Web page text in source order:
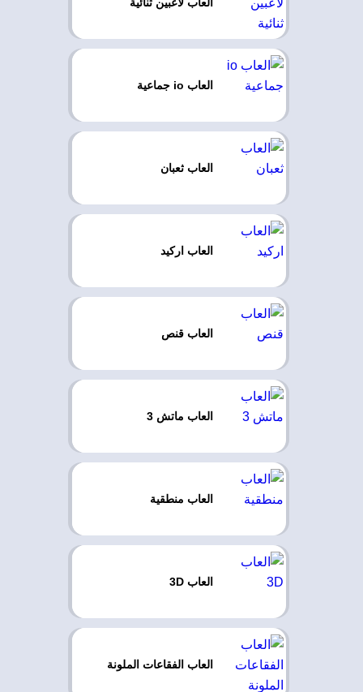
العاب io جماعية
العاب ثعبان
العاب اركيد
العاب قنص
العاب ماتش 3
العاب منطقية
العاب 3D
العاب الفقاعات الملونة